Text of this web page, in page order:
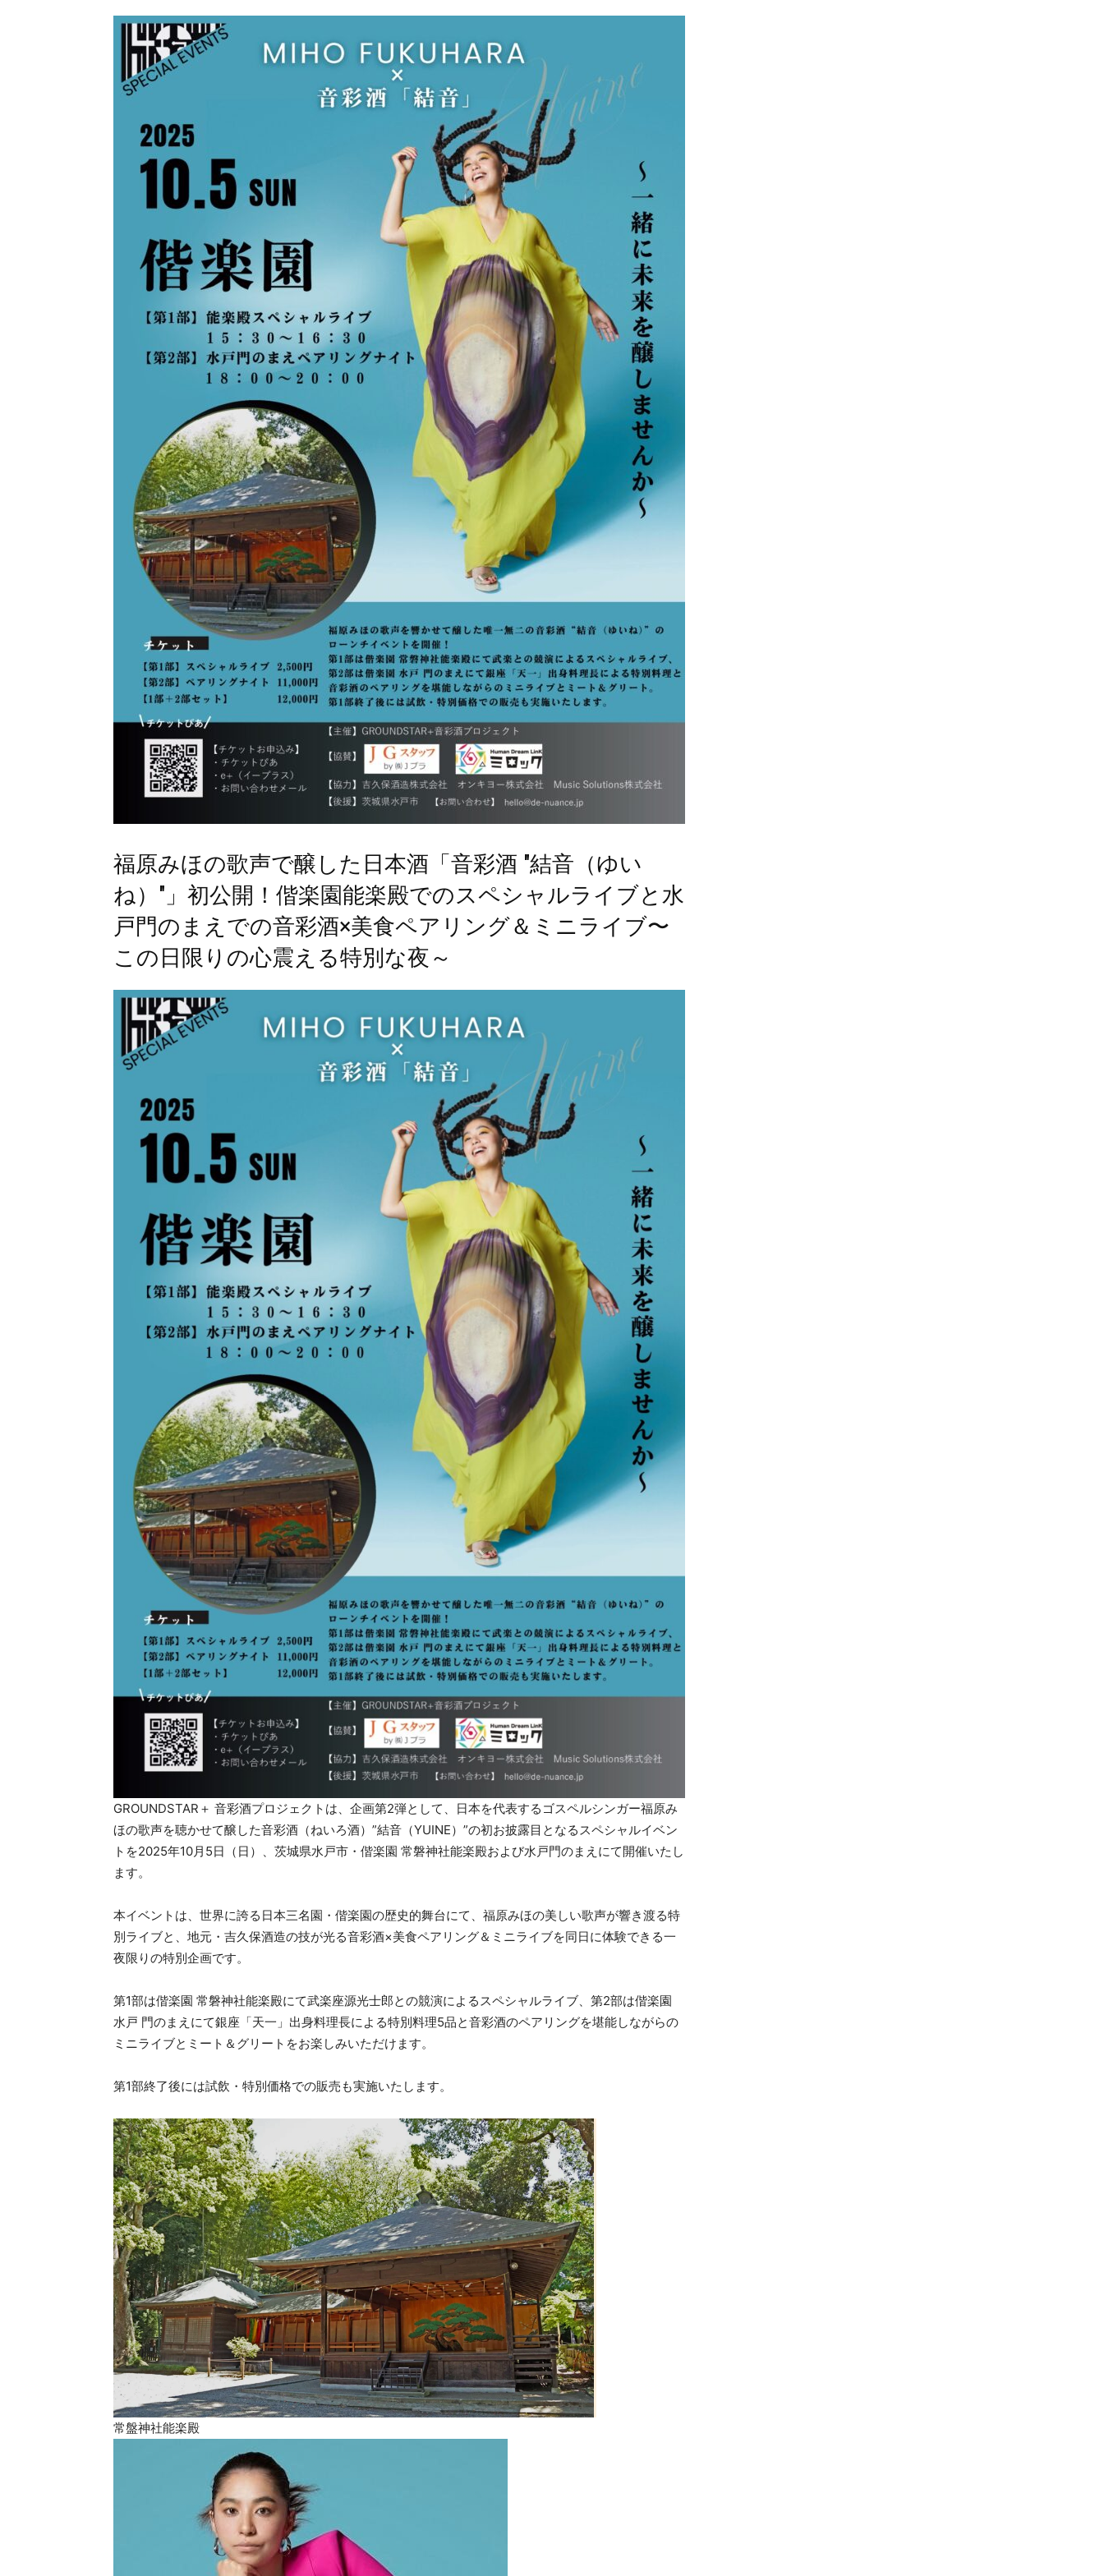
福原みほの歌声で醸した日本酒「音彩酒 "結音（ゆい
ね）"」初公開！偕楽園能楽殿でのスペシャルライブと水
戸門のまえでの音彩酒×美食ペアリング＆ミニライブ〜
この日限りの心震える特別な夜～
GROUNDSTAR＋ 音彩酒プロジェクトは、企画第2弾として、日本を代表するゴスペルシンガー福原み
ほの歌声を聴かせて醸した音彩酒（ねいろ酒）”結音（YUINE）”の初お披露目となるスペシャルイベン
トを2025年10月5日（日）、茨城県水戸市・偕楽園 常磐神社能楽殿および水戸門のまえにて開催いたし
ます。
本イベントは、世界に誇る日本三名園・偕楽園の歴史的舞台にて、福原みほの美しい歌声が響き渡る特
別ライブと、地元・吉久保酒造の技が光る音彩酒×美食ペアリング＆ミニライブを同日に体験できる一
夜限りの特別企画です。
第1部は偕楽園 常磐神社能楽殿にて武楽座源光士郎との競演によるスペシャルライブ、第2部は偕楽園
水戸 門のまえにて銀座「天一」出身料理長による特別料理5品と音彩酒のペアリングを堪能しながらの
ミニライブとミート＆グリートをお楽しみいただけます。
第1部終了後には試飲・特別価格での販売も実施いたします。
常盤神社能楽殿